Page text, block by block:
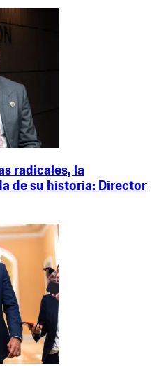
radicales, la
de su historia: Director